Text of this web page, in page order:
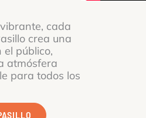
cada
crea una
el público,
atmósfera
para todos los